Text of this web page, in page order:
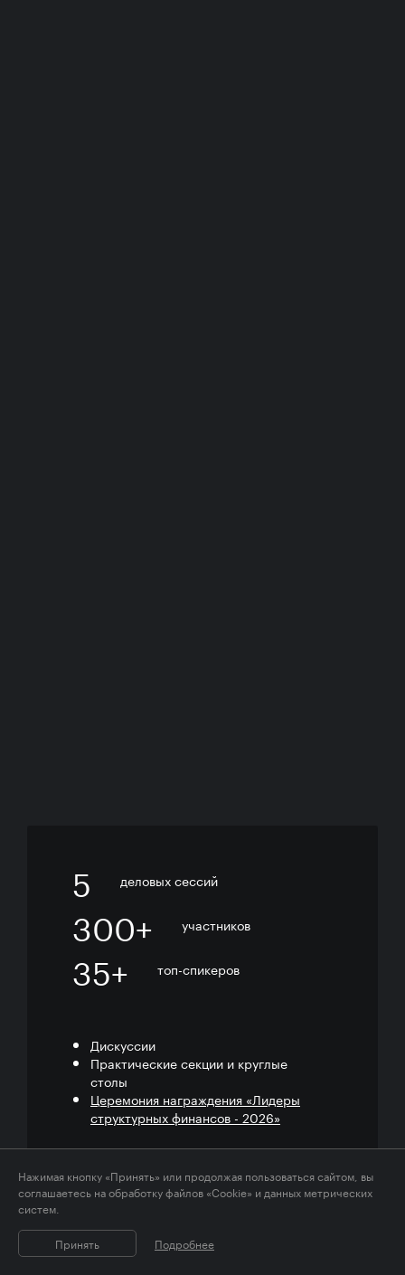
Нажимая кнопку «Принять» или продолжая пользоваться сайтом, вы
соглашаетесь на обработку файлов «Cookie» и данных метрических
систем.
Принять Подробнее
5 деловых сессий
300+ участников
35+ топ-спикеров
Дискуссии
Практические секции и круглые
столы
Церемония награждения «Лидеры
структурных финансов - 2026»